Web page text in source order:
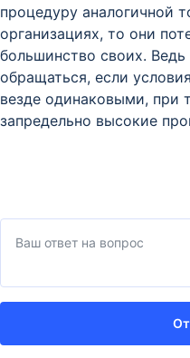
процедуру аналогичной
организациях, то они
большинство своих.
обращаться, если
везде одинаковыми,
запредельно высокие